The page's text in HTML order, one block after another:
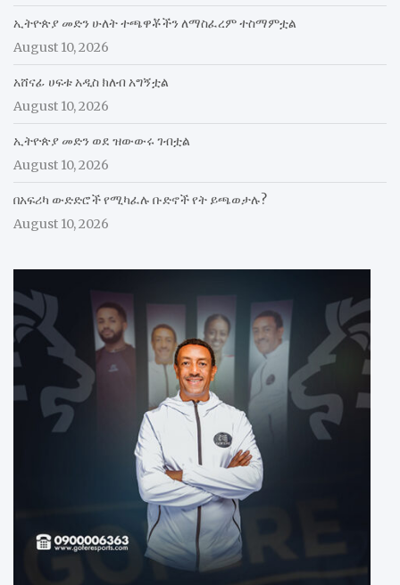
ኢትዮጵያ መድን ሁለት ተጫዋቾችን ለማስፈረም ተስማምቷል
August 10, 2026
አሸናፊ ሀፍቱ አዲስ ክለብ አግኝቷል
August 10, 2026
ኢትዮጵያ መድን ወደ ዝውውሩ ገብቷል
August 10, 2026
በአፍሪካ ውድድሮች የሚካፈሉ ቡድኖች የት ይጫወታሉ?
August 10, 2026